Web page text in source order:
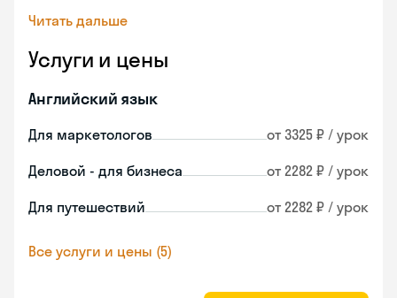
Читать дальше
Услуги и цены
Английский язык
Для маркетологов от 3325 ₽ / урок
Деловой - для бизнеса от 2282 ₽ / урок
Для путешествий от 2282 ₽ / урок
Все услуги и цены (5)